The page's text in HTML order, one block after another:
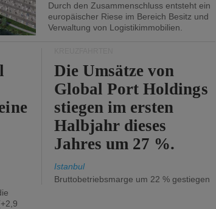
Durch den Zusammenschluss entsteht ein
europäischer Riese im Bereich Besitz und
Verwaltung von Logistikimmobilien.
Die Umsätze von
Global Port Holdings
stiegen im ersten
Halbjahr dieses
Jahres um 27 %.
Istanbul
Bruttobetriebsmarge um 22 % gestiegen